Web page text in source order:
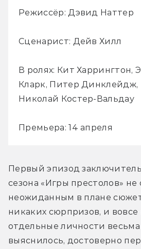
Режиссёр: Дэвид Наттер
Сценарист: Дейв Хилл
В ролях: Кит Харрингтон,
Кларк, Питер Динклейдж,
Николай Костер-Вальдау
Премьера: 14 апреля
Первый эпизод
сезона «Игры престолов» не
неожиданным в плане
никаких сюрпризов, и вовсе
отдельные личности
выяснилось, достоверно